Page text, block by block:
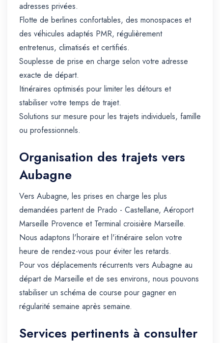
adresses privées.
Flotte de berlines confortables, des monospaces et
des véhicules adaptés PMR, régulièrement
entretenus, climatisés et certifiés.
Souplesse de prise en charge selon votre adresse
exacte de départ.
Itinéraires optimisés pour limiter les détours et
stabiliser votre temps de trajet.
Solutions sur mesure pour les trajets individuels, famille
ou professionnels.
Organisation des trajets vers
Aubagne
Vers Aubagne, les prises en charge les plus
demandées partent de Prado - Castellane, Aéroport
Marseille Provence et Terminal croisière Marseille.
Nous adaptons l'horaire et l'itinéraire selon votre
heure de rendez-vous pour éviter les retards.
Pour vos déplacements récurrents vers Aubagne au
départ de Marseille et de ses environs, nous pouvons
stabiliser un schéma de course pour gagner en
régularité semaine après semaine.
Services pertinents à consulter